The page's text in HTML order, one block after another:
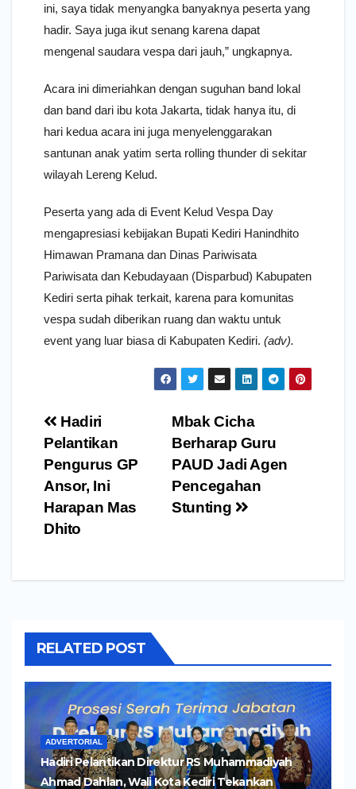
ini, saya tidak menyangka banyaknya peserta yang
hadir. Saya juga ikut senang karena dapat
mengenal saudara vespa dari jauh,” ungkapnya.
Acara ini dimeriahkan dengan suguhan band lokal
dan band dari ibu kota Jakarta, tidak hanya itu, di
hari kedua acara ini juga menyelenggarakan
santunan anak yatim serta rolling thunder di sekitar
wilayah Lereng Kelud.
Peserta yang ada di Event Kelud Vespa Day
mengapresiasi kebijakan Bupati Kediri Hanindhito
Himawan Pramana dan Dinas Pariwisata
Pariwisata dan Kebudayaan (Disparbud) Kabupaten
Kediri serta pihak terkait, karena para komunitas
vespa sudah diberikan ruang dan waktu untuk
event yang luar biasa di Kabupaten Kediri. (adv).
Navigasi
pos
Mbak Cicha
Berharap Guru
PAUD Jadi Agen
Pencegahan
Stunting
Hadiri
Pelantikan
Pengurus GP
Ansor, Ini
Harapan Mas
Dhito
RELATED POST
ADVERTORIAL
Hadiri Pelantikan Direktur RS Muhammadiyah
Ahmad Dahlan, Wali Kota Kediri Tekankan